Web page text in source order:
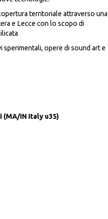
territoriale attraverso una
e Lecce con lo scopo di
opere di sound art e
IN Italy u35)